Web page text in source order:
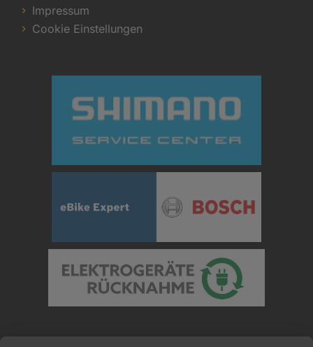
Impressum
Cookie Einstellungen